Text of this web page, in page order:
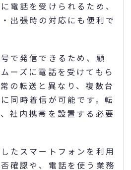
電話を受けられるため、
出張時の対応にも便利で
で発信できるため、顧
ーズに電話を受けてもら
の転送と異なり、複数台
同時着信が可能です。転
社内携帯を設置する必要
たスマートフォンを利用
確認や、電話を使う業務